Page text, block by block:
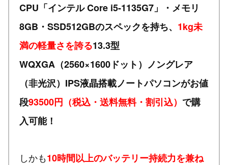
CPU「インテル Core i5-1135G7」・メモリ
8GB・SSD512GBのスペックを持ち、 1kg未
満の軽量さを誇る13.3型
WQXGA（2560×1600ドット）ノングレア
（非光沢）IPS液晶搭載ノートパソコンがお値
段93500円（税込・送料無料・割引込） で購
入可能！
しかも10時間以上のバッテリー持続力を兼ね